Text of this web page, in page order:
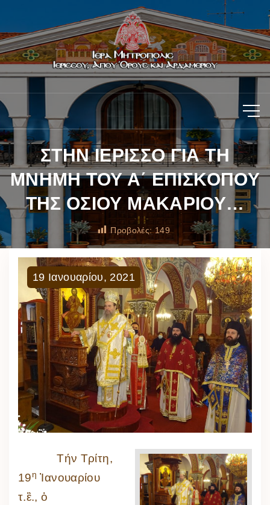
ΣΤΗΝ ΙΕΡΙΣΣΟ ΓΙΑ ΤΗ
ΜΝΗΜΗ ΤΟΥ Α΄ ΕΠΙΣΚΟΠΟΥ
ΤΗΣ ΟΣΙΟΥ ΜΑΚΑΡΙΟΥ…
Προβολές: 149
19 Ιανουαρίου, 2021
Τήν Τρίτη,
19η Ἰανουαρίου
τ.ἒ., ὁ